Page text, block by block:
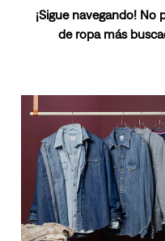
¡Sigue navegando! No
de ropa más